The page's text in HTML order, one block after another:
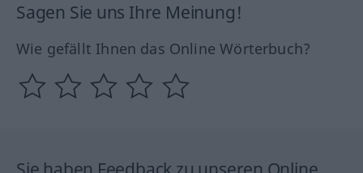
Sagen Sie uns Ihre Meinung!
Wie gefällt Ihnen das Online Wörterbuch?